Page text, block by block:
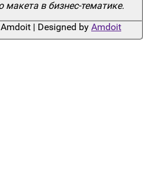
в бизнес-тематике.
| Designed by Amdoit